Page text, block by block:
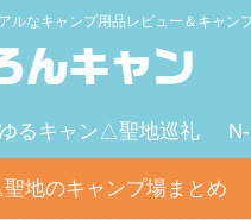
ルなキャンプ用品レビュー＆キャン
ゆるキャン△聖地巡礼
地のキャンプ場まとめ